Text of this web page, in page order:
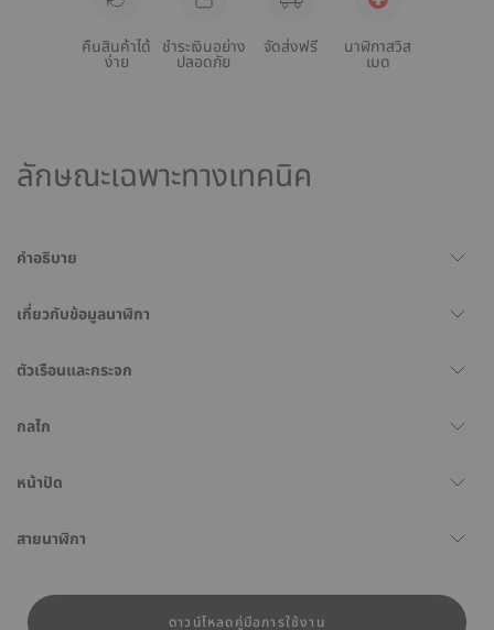
คืนสินค้าได้
ง่าย
ชำระเงินอย่าง
ปลอดภัย
จัดส่งฟรี นาฬิกาสวิส
เมด
ลักษณะเฉพาะทางเทคนิค
คำอธิบาย
เกี่ยวกับข้อมูลนาฬิกา
ตัวเรือนและกระจก
กลไก
หน้าปัด
สายนาฬิกา
ดาวน์โหลดคู่มือการใช้งาน